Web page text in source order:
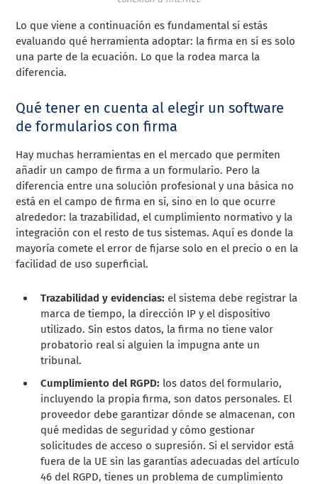
Lo que viene a continuación es fundamental si estás
evaluando qué herramienta adoptar: la firma en sí es solo
una parte de la ecuación. Lo que la rodea marca la
diferencia.
Qué tener en cuenta al elegir un software
de formularios con firma
Hay muchas herramientas en el mercado que permiten
añadir un campo de firma a un formulario. Pero la
diferencia entre una solución profesional y una básica no
está en el campo de firma en sí, sino en lo que ocurre
alrededor: la trazabilidad, el cumplimiento normativo y la
integración con el resto de tus sistemas. Aquí es donde la
mayoría comete el error de fijarse solo en el precio o en la
facilidad de uso superficial.
Trazabilidad y evidencias: el sistema debe registrar la
marca de tiempo, la dirección IP y el dispositivo
utilizado. Sin estos datos, la firma no tiene valor
probatorio real si alguien la impugna ante un
tribunal.
Cumplimiento del RGPD: los datos del formulario,
incluyendo la propia firma, son datos personales. El
proveedor debe garantizar dónde se almacenan, con
qué medidas de seguridad y cómo gestionar
solicitudes de acceso o supresión. Si el servidor está
fuera de la UE sin las garantías adecuadas del artículo
46 del RGPD, tienes un problema de cumplimiento